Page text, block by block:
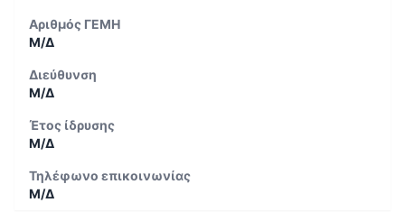
Αριθμός ΓΕΜΗ
Μ/Δ
Διεύθυνση
Μ/Δ
Έτος ίδρυσης
Μ/Δ
Τηλέφωνο επικοινωνίας
Μ/Δ